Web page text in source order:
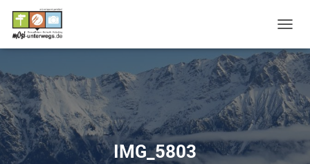
A
V
I
G
A
T
I
O
IMG_5803